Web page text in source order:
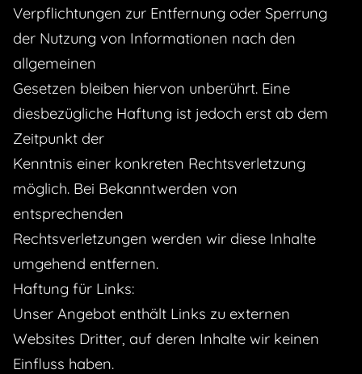
Verpflichtungen zur Entfernung oder Sperrung
der Nutzung von Informationen nach den
allgemeinen
Gesetzen bleiben hiervon unberührt. Eine
diesbezügliche Haftung ist jedoch erst ab dem
Zeitpunkt der
Kenntnis einer konkreten Rechtsverletzung
möglich. Bei Bekanntwerden von
entsprechenden
Rechtsverletzungen werden wir diese Inhalte
umgehend entfernen.
Haftung für Links:
Unser Angebot enthält Links zu externen
Websites Dritter, auf deren Inhalte wir keinen
Einfluss haben.